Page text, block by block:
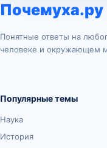
Почемуха.ру
Понятные ответы на
человеке и окружающем
Популярные темы
Наука
История